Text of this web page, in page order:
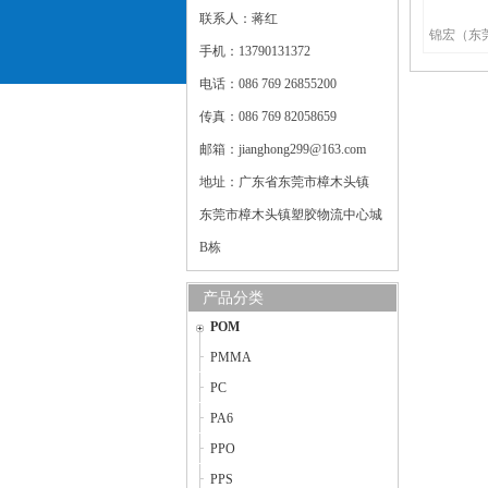
联系人：蒋红
手机：13790131372
电话：086 769 26855200
传真：086 769 82058659
邮箱：jianghong299@163.com
地址：广东省东莞市樟木头镇
东莞市樟木头镇塑胶物流中心城
B栋
产品分类
POM
PMMA
PC
PA6
PPO
PPS